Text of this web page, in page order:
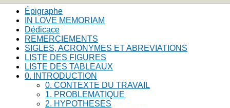
Épigraphe
IN LOVE MEMORIAM
Dédicace
REMERCIEMENTS
SIGLES, ACRONYMES ET ABREVIATIONS
LISTE DES FIGURES
LISTE DES TABLEAUX
0. INTRODUCTION
0. CONTEXTE DU TRAVAIL
1. PROBLEMATIQUE
2. HYPOTHESES